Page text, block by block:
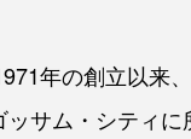
年の創立以来
サム・シティ